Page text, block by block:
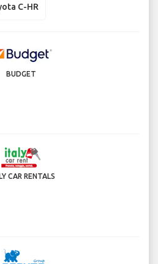
C-HR
BUDGET
CAR RENTALS